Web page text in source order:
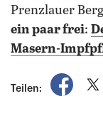
Prenzlauer
ein paar frei:
Masern-
Teilen:
auf